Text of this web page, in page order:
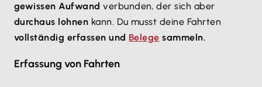
gewissen Aufwand verbunden, der sich aber
durchaus lohnen kann. Du musst deine Fahrten
vollständig erfassen und Belege sammeln.
Erfassung von Fahrten